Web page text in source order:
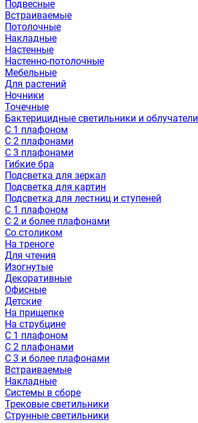
Подвесные
Встраиваемые
Потолочные
Накладные
Настенные
Настенно-потолочные
Мебельные
Для растений
Ночники
Точечные
Бактерицидные светильники и облучатели
С 1 плафоном
С 2 плафонами
С 3 плафонами
Гибкие бра
Подсветка для зеркал
Подсветка для картин
Подсветка для лестниц и ступеней
С 1 плафоном
С 2 и более плафонами
Со столиком
На треноге
Для чтения
Изогнутые
Декоративные
Офисные
Детские
На прищепке
На струбцине
С 1 плафоном
С 2 плафонами
С 3 и более плафонами
Встраиваемые
Накладные
Системы в сборе
Трековые светильники
Струнные светильники